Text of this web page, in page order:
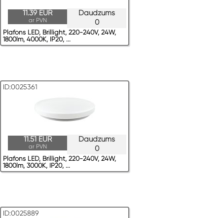
Daudzums
0
11.39 EUR
ar PVN
Plafons LED, Brillight, 220-240V, 24W,
1800lm, 4000K, IP20, ...
ID:0025361
Daudzums
0
11.51 EUR
ar PVN
Plafons LED, Brillight, 220-240V, 24W,
1800lm, 3000K, IP20, ...
ID:0025889